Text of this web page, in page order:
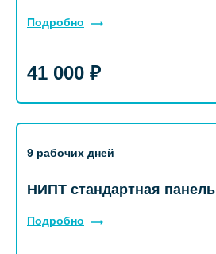
Подробно
41 000 ₽
9 рабочих дней
НИПТ стандартная панель
Подробно